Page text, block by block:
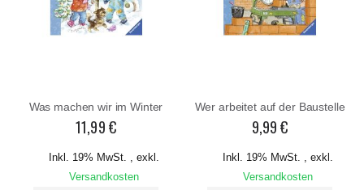
Was machen wir im Winter
11,99 €
Inkl. 19% MwSt.
exkl.
Versandkosten
Wer arbeitet auf der Baustelle
9,99 €
Inkl. 19% MwSt.
exkl.
Versandkosten